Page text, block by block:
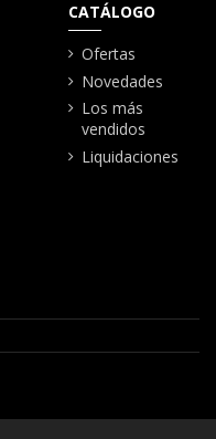
CATÁLOGO
Ofertas
Novedades
Los más
vendidos
Liquidaciones